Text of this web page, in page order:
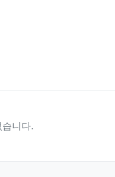
니다.